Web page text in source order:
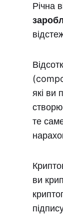
Річна
які ви
те
ви